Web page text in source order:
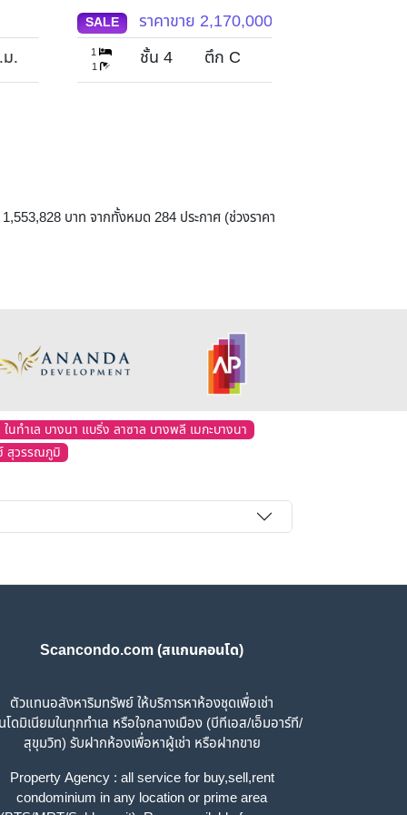
ราคาขาย2,170,000บาท
ตึก C ตร.ม.
บาท จากทั้งหมด 284 ประกาศ (ช่วงราคา
นทำเล บางนา แบริ่ง ลาซาล บางพลี เมกะบางนา
สุวรรณภูมิ
Scancondo.com (สแกนคอนโด)
ตัวแทนอสังหาริมทรัพย์ ให้บริการหาห้องชุดเพื่อเช่า
ดมิเนียมในทุกทำเล หรือใจกลางเมือง (บีทีเอส/เอ็มอาร์ที/
สุขุมวิท) รับฝากห้องเพื่อหาผู้เช่า หรือฝากขาย
Property Agency : all service for buy,sell,rent
condominium in any location or prime area